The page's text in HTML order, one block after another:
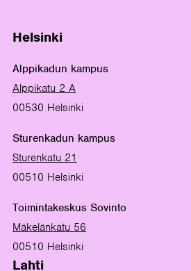
Helsinki
Alppikadun kampus
Alppikatu 2 A
00530 Helsinki
Sturenkadun kampus
Sturenkatu 21
00510 Helsinki
Toimintakeskus Sovinto
Mäkelänkatu 56
00510 Helsinki
Lahti